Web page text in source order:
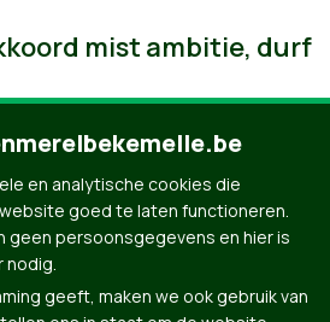
mist ambitie, durf
en analytische cookies die
goed te laten functioneren.
geen persoonsgegevens en hier is
nodig.
geeft, maken we ook gebruik van